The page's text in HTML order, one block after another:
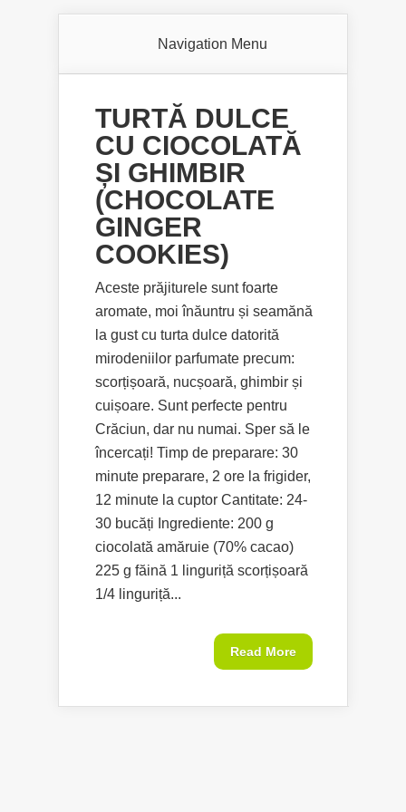
Navigation Menu
TURTĂ DULCE
CU CIOCOLATĂ
ȘI GHIMBIR
(CHOCOLATE
GINGER
COOKIES)
Aceste prăjiturele sunt foarte
aromate, moi înăuntru și seamănă
la gust cu turta dulce datorită
mirodeniilor parfumate precum:
scorțișoară, nucșoară, ghimbir și
cuișoare. Sunt perfecte pentru
Crăciun, dar nu numai. Sper să le
încercați! Timp de preparare: 30
minute preparare, 2 ore la frigider,
12 minute la cuptor Cantitate: 24-
30 bucăți Ingrediente: 200 g
ciocolată amăruie (70% cacao)
225 g făină 1 linguriță scorțișoară
1/4 linguriță...
Read More